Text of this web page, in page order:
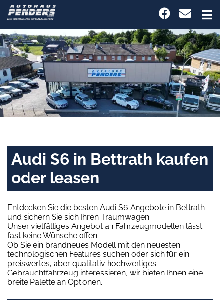
Audi S6 in Bettrath kaufen
oder leasen
Entdecken Sie die besten Audi S6 Angebote in Bettrath
und sichern Sie sich Ihren Traumwagen.
Unser vielfältiges Angebot an Fahrzeugmodellen lässt
fast keine Wünsche offen.
Ob Sie ein brandneues Modell mit den neuesten
technologischen Features suchen oder sich für ein
preiswertes, aber qualitativ hochwertiges
Gebrauchtfahrzeug interessieren, wir bieten Ihnen eine
breite Palette an Optionen.